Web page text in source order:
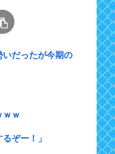
だったが今期の
ｗｗ
ぞー！」